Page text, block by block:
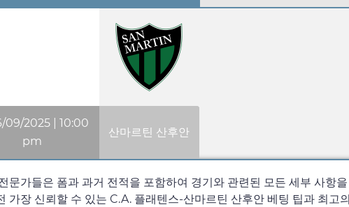
09/2025| 10:00
pm
산마르틴 산후안
가들은 폼과 과거 전적을 포함하여 경기와 관련된 모든 세부 사항을
장 신뢰할 수 있는 C.A. 플래텐스-산마르틴 산후안 베팅 팁과 최고